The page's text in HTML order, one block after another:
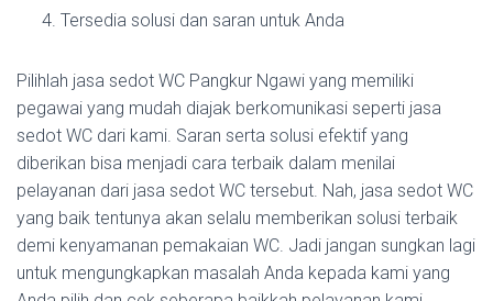
Tersedia solusi dan saran untuk Anda
Pilihlah jasa sedot WC Pangkur Ngawi yang memiliki
pegawai yang mudah diajak berkomunikasi seperti jasa
sedot WC dari kami. Saran serta solusi efektif yang
diberikan bisa menjadi cara terbaik dalam menilai
pelayanan dari jasa sedot WC tersebut. Nah, jasa sedot WC
yang baik tentunya akan selalu memberikan solusi terbaik
demi kenyamanan pemakaian WC. Jadi jangan sungkan lagi
untuk mengungkapkan masalah Anda kepada kami yang